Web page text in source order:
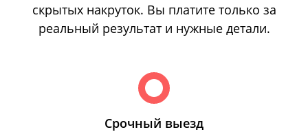
скрытых накруток. Вы платите только за
реальный результат и нужные детали.
Срочный выезд